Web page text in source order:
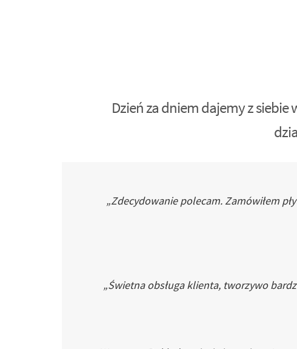
Dzień za dniem dajemy z
„Zdecydowanie polecam. Zamówiłem
„Świetna obsługa klienta, tworzywo